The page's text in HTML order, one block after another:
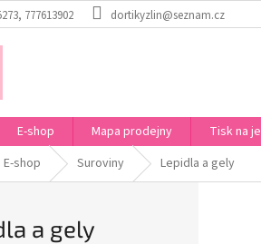
777613902 dortikyzlin@seznam.cz
E-shop Mapa prodejny Tisk na
E-shop Suroviny Lepidla a gely
a gely